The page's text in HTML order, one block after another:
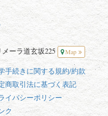
ーラ道玄坂225
Map
手続きに関する規約/約款
商取引法に基づく表記
イバシーポリシー
ク